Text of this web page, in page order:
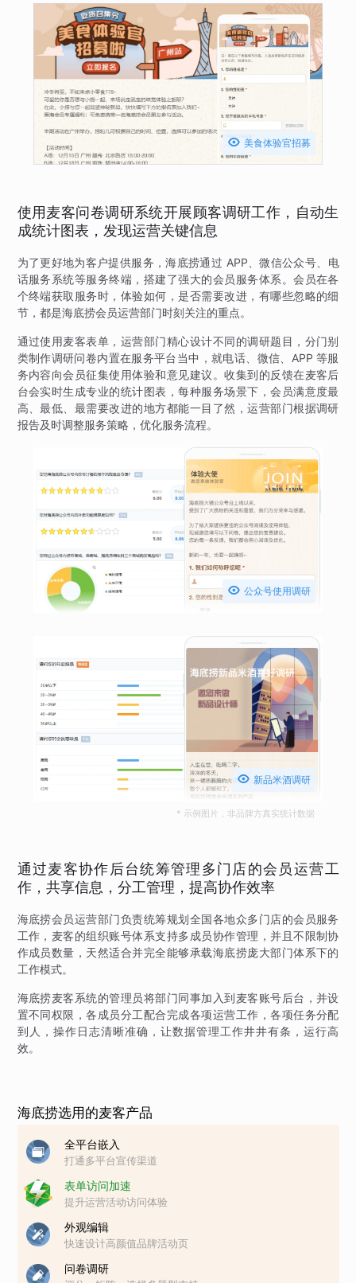
 美食体验官招募
使用麦客问卷调研系统开展顾客调研工作，自动生
成统计图表，发现运营关键信息
为了更好地为客户提供服务，海底捞通过 APP、微信公众号、电
话服务系统等服务终端，搭建了强大的会员服务体系。会员在各
个终端获取服务时，体验如何，是否需要改进，有哪些忽略的细
节，都是海底捞会员运营部门时刻关注的重点。
通过使用麦客表单，运营部门精心设计不同的调研题目，分门别
类制作调研问卷内置在服务平台当中，就电话、微信、APP 等服
务内容向会员征集使用体验和意见建议。收集到的反馈在麦客后
台会实时生成专业的统计图表，每种服务场景下，会员满意度最
高、最低、最需要改进的地方都能一目了然，运营部门根据调研
报告及时调整服务策略，优化服务流程。
 公众号使用调研
 新品米酒调研
* 示例图片，非品牌方真实统计数据
通过麦客协作后台统筹管理多门店的会员运营工
作，共享信息，分工管理，提高协作效率
海底捞会员运营部门负责统筹规划全国各地众多门店的会员服务
工作，麦客的组织账号体系支持多成员协作管理，并且不限制协
作成员数量，天然适合并完全能够承载海底捞庞大部门体系下的
工作模式。
海底捞麦客系统的管理员将部门同事加入到麦客账号后台，并设
置不同权限，各成员分工配合完成各项运营工作，各项任务分配
到人，操作日志清晰准确，让数据管理工作井井有条，运行高
效。
海底捞选用的麦客产品
全平台嵌入
打通多平台宣传渠道
表单访问加速
提升运营活动访问体验
外观编辑
快速设计高颜值品牌活动页
问卷调研